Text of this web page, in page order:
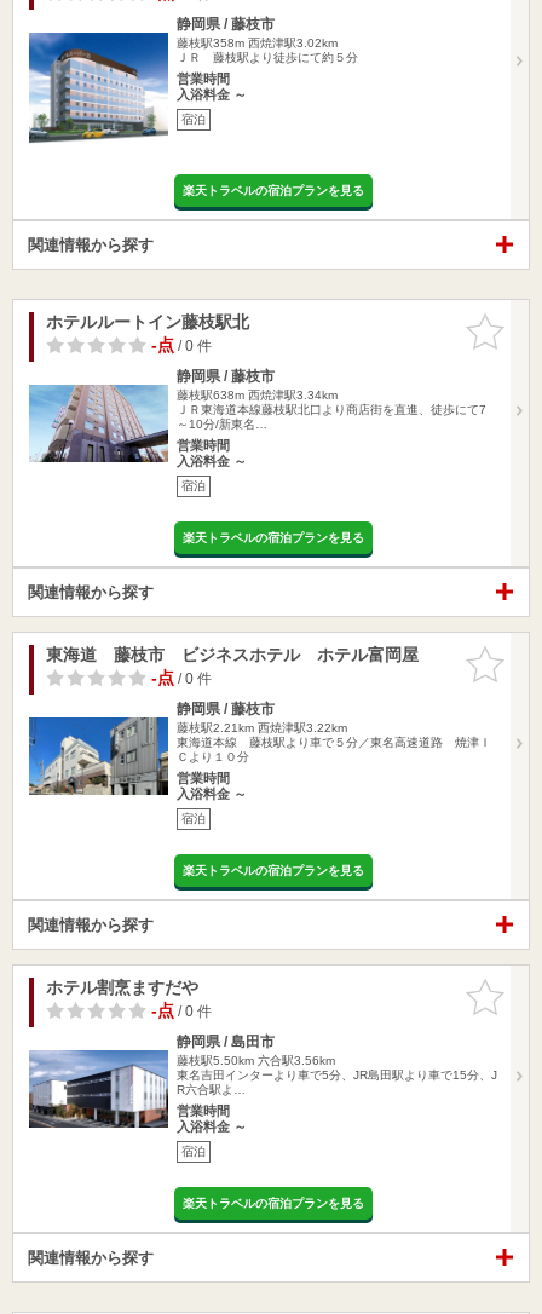
静岡県 / 藤枝市
藤枝駅358m 西焼津駅3.02km
ＪＲ 藤枝駅より徒歩にて約５分
営業時間
入浴料金 ～
宿泊
楽天トラベルの宿泊プランを見る
関連情報から探す
お気に入
りに追加
ホテルルートイン藤枝駅北
-点/ 0 件
静岡県 / 藤枝市
藤枝駅638m 西焼津駅3.34km
ＪＲ東海道本線藤枝駅北口より商店街を直進、徒歩にて7
～10分/新東名…
営業時間
入浴料金 ～
宿泊
楽天トラベルの宿泊プランを見る
関連情報から探す
お気に入
りに追加
東海道 藤枝市 ビジネスホテル ホテル富岡屋
-点/ 0 件
静岡県 / 藤枝市
藤枝駅2.21km 西焼津駅3.22km
東海道本線 藤枝駅より車で５分／東名高速道路 焼津Ｉ
Ｃより１０分
営業時間
入浴料金 ～
宿泊
楽天トラベルの宿泊プランを見る
関連情報から探す
お気に入
りに追加
ホテル割烹ますだや
-点/ 0 件
静岡県 / 島田市
藤枝駅5.50km 六合駅3.56km
東名吉田インターより車で5分、JR島田駅より車で15分、J
R六合駅よ…
営業時間
入浴料金 ～
宿泊
楽天トラベルの宿泊プランを見る
関連情報から探す